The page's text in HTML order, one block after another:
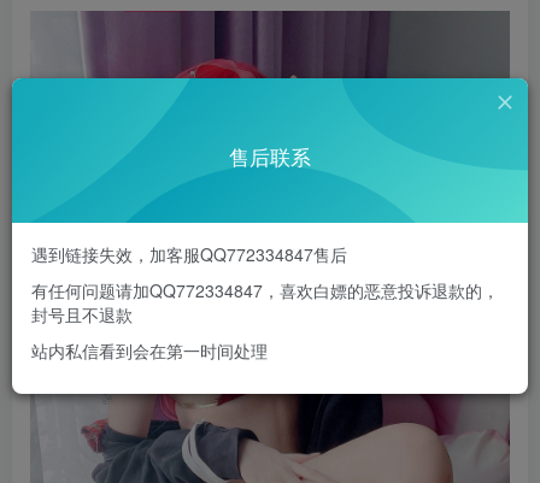
售后联系
遇到链接失效，加客服QQ772334847售后
有任何问题请加QQ772334847，喜欢白嫖的恶意投诉退款的，
封号且不退款
站内私信看到会在第一时间处理